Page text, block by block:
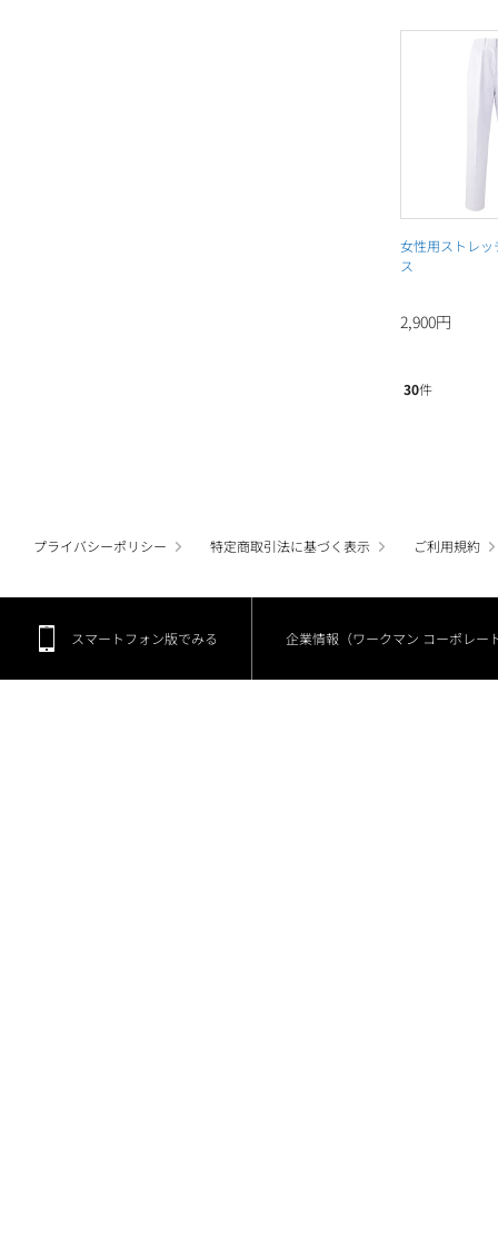
女性用ストレ
ス
2,900円
30件
プライバシーポリシー 特定商取引法に基づく表示 ご利用規約
スマートフォン版でみる 企業情報（ワークマン コーポレー